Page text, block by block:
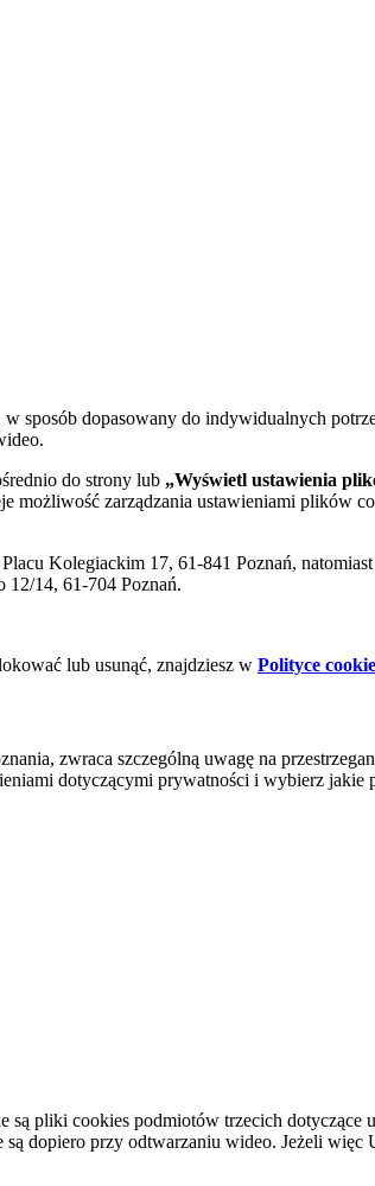
sposób dopasowany do indywidualnych
do strony lub „Wyświetl ustawienia
możliwość zarządzania ustawieniami plików
Kolegiackim 17, 61-841 Poznań,
14, 61-704 Poznań.
lub usunąć, znajdziesz w Polityce
zwraca szczególną uwagę na
dotyczącymi prywatności i wybierz jakie
pliki cookies podmiotów trzecich dotyczące
dopiero przy odtwarzaniu wideo. Jeżeli więc